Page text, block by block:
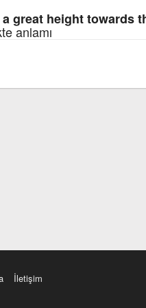
great height towards
anlamı
İletişim